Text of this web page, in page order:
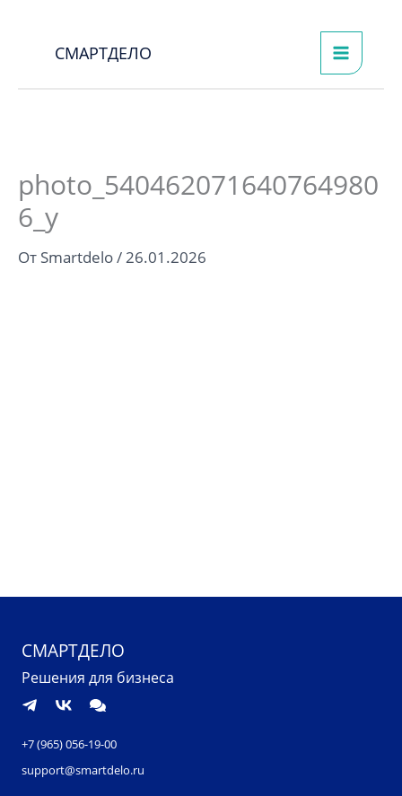
содержимому
СМАРТДЕЛО
photo_540462071640764980
6_y
От Smartdelo/26.01.2026
СМАРТДЕЛО
Решения для бизнеса
+7 (965) 056-19-00
support@smartdelo.ru